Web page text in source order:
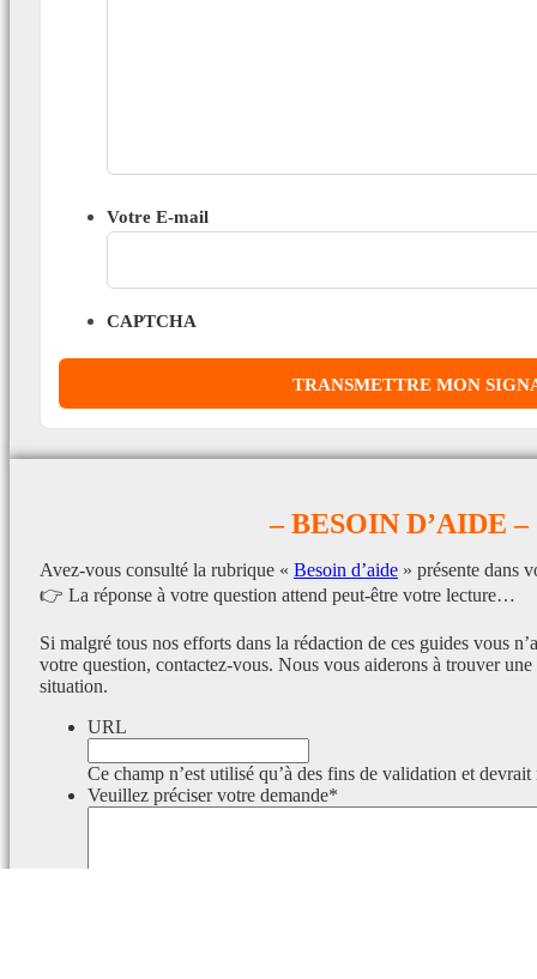
Votre E-mail
CAPTCHA
– BESOIN D’AIDE –
Avez-vous consulté la rubrique « Besoin d’aide » présente dans
👉 La réponse à votre question attend peut-être votre lecture…
Si malgré tous nos efforts dans la rédaction de ces guides vous
votre question, contactez-vous. Nous vous aiderons à trouver
situation.
URL
Ce champ n’est utilisé qu’à des fins de validation et devrait
Veuillez préciser votre demande*